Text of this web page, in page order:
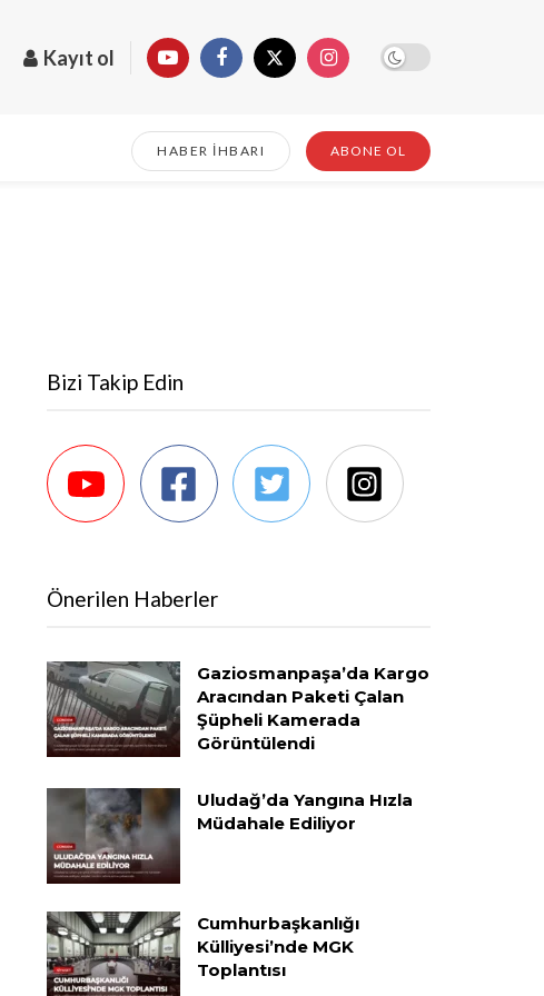
Kayıt ol
HABER İHBARI ABONE OL
Bizi Takip Edin
Önerilen Haberler
Gaziosmanpaşa’da Kargo
Aracından Paketi Çalan
Şüpheli Kamerada
Görüntülendi
Uludağ’da Yangına Hızla
Müdahale Ediliyor
Cumhurbaşkanlığı
Külliyesi’nde MGK
Toplantısı